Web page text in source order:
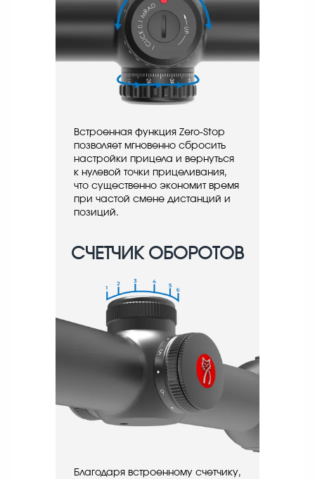
Встроенная функция Zero-Stop
позволяет мгновенно сбросить
настройки прицела и вернуться
к нулевой точки прицеливания,
что существенно экономит время
при частой смене дистанций и
позиций.
СЧЕТЧИК ОБОРОТОВ
Благодаря встроенному счетчику,